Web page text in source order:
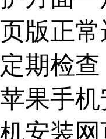
版正常
定期检查
果手机
安装网